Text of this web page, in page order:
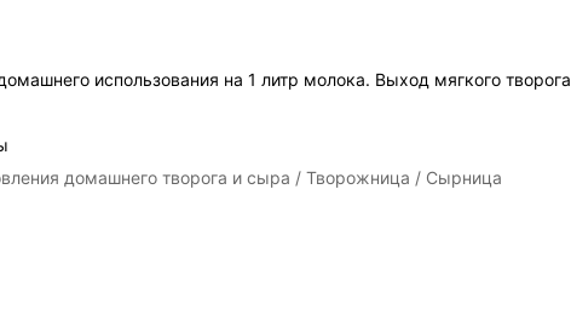
использования на 1 литр молока. Выход мягкого творога
домашнего творога и сырa / Творожница / Сырница